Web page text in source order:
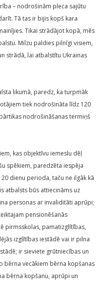
– nodrošinām pleca sajūtu
Tā tas ir bijis kopš kara
Tikai strādājot kopā, mēs
Milzu paldies pilnīgi visiem,
strādā, lai atbalstītu Ukrainas
likumā, paredz, ka turpmāk
tiek nodrošināta līdz 120
nodrošināšanas termiņš
kas objektīvu iemeslu dēļ
spēkiem, paredzēta iespēja
dienu perioda, taču ne ilgāk kā
atbalsts būs attiecināms uz
personas ar invaliditāti aprūpi;
pensionēšanās
pirmsskolas, pamatizglītības,
izglītības iestādē vai ir pilna
ir sieviete grūtniecības un
bērna vecākiem bērna kopšanas
bērna kopšanu, aprūpi un